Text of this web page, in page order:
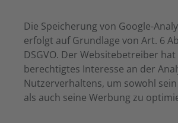
Die Speicherung von Google-
erfolgt auf Grundlage von Art. 6
DSGVO. Der Websitebetreiber hat
berechtigtes Interesse an der
Nutzerverhaltens, um sowohl
als auch seine Werbung zu